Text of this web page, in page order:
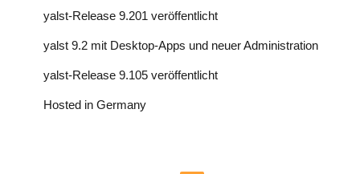
yalst-Release 9.201 veröffentlicht
yalst 9.2 mit Desktop-Apps und neuer Administration
yalst-Release 9.105 veröffentlicht
Hosted in Germany